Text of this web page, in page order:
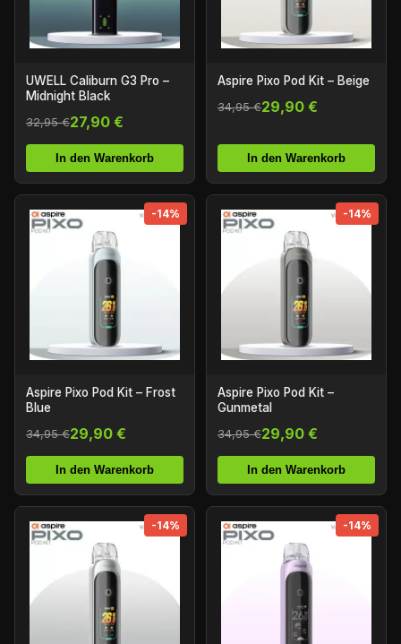
UWELL Caliburn G3 Pro –
Midnight Black
32,95 €27,90 €
In den Warenkorb
Aspire Pixo Pod Kit – Beige
34,95 €29,90 €
In den Warenkorb
-14%
Aspire Pixo Pod Kit – Frost
Blue
34,95 €29,90 €
In den Warenkorb
-14%
Aspire Pixo Pod Kit –
Gunmetal
34,95 €29,90 €
In den Warenkorb
-14% -14%